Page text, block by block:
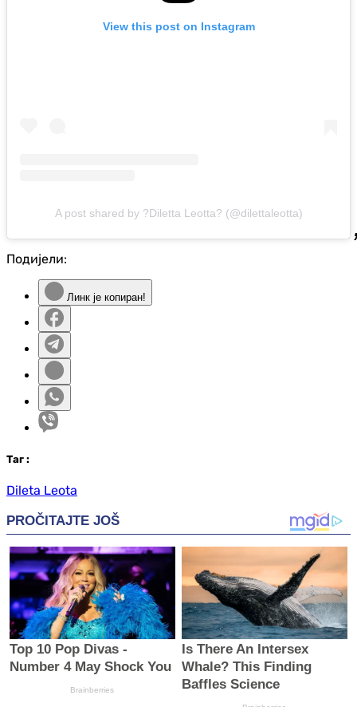
View this post on Instagram
A post shared by ?Diletta Leotta? (@dilettaleotta)
Подијели:
Линк је копиран!
Таг :
Dileta Leota